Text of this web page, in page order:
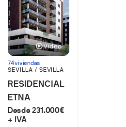
Vídeo
74 viviendas
SEVILLA / SEVILLA
RESIDENCIAL
ETNA
Desde 231.000€
+ IVA